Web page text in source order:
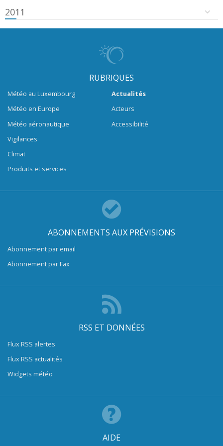
2011
RUBRIQUES
Météo au Luxembourg
Météo en Europe
Météo aéronautique
Vigilances
Climat
Produits et services
Actualités
Acteurs
Accessibilité
ABONNEMENTS AUX PRÉVISIONS
Abonnement par email
Abonnement par Fax
RSS ET DONNÉES
Flux RSS alertes
Flux RSS actualités
Widgets météo
AIDE